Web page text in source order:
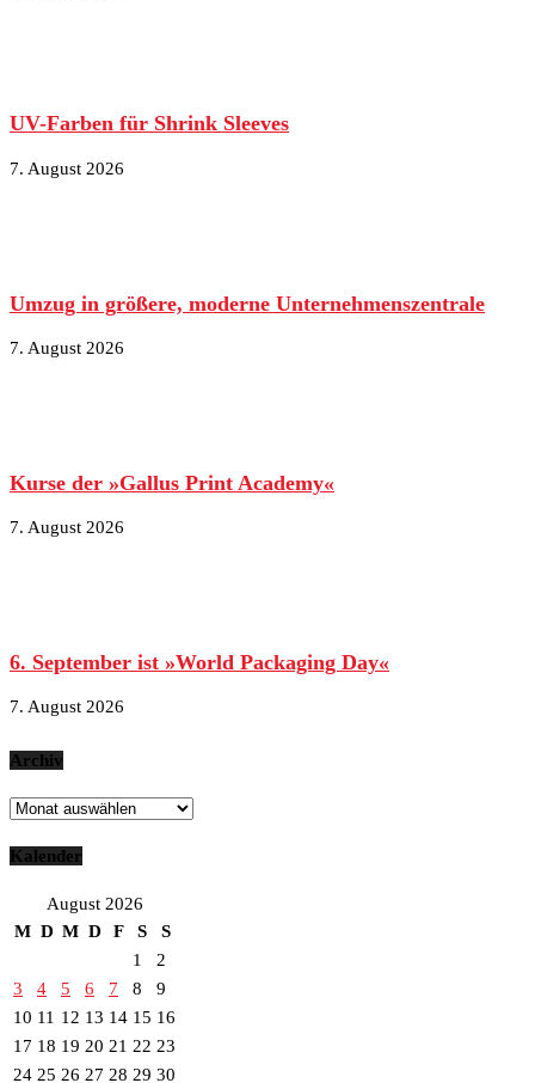
UV-Farben für Shrink Sleeves
7. August 2026
Umzug in größere, moderne Unternehmenszentrale
7. August 2026
Kurse der »Gallus Print Academy«
7. August 2026
6. September ist »World Packaging Day«
7. August 2026
Archiv
Archiv
Kalender
August 2026
M D M D F S
S
1
2
3
4 5 6 7 8
9
10 11 12 13 14 15 16
17 18 19 20 21 22 23
24 25 26 27 28 29 30